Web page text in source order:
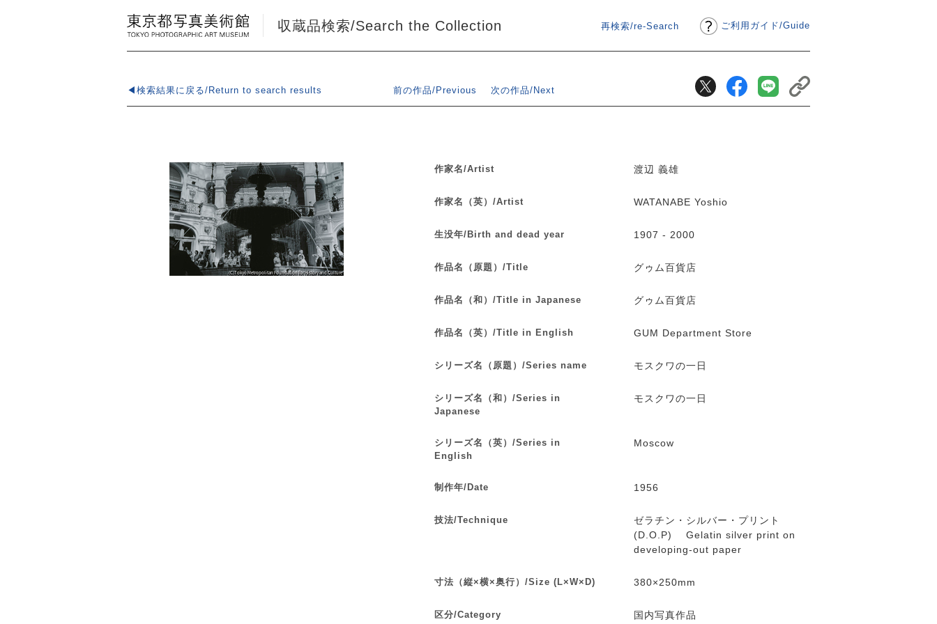
ご利用ガイド/Guide
収蔵品検索/Search the Collection 再検索/re-Search
◀検索結果に戻る/Return to search results 前の作品/Previous 次の作品/Next
作家名/Artist 渡辺 義雄
作家名（英）/Artist WATANABE Yoshio
生没年/Birth and dead year 1907 - 2000
作品名（原題）/Title グゥム百貨店
作品名（和）/Title in Japanese グゥム百貨店
作品名（英）/Title in English GUM Department Store
シリーズ名（原題）/Series name モスクワの一日
シリーズ名（和）/Series in
Japanese
モスクワの一日
シリーズ名（英）/Series in
English
Moscow
制作年/Date 1956
技法/Technique
ゼラチン・シルバー・プリント
(D.O.P) Gelatin silver print on
developing-out paper
寸法（縦×横×奥行）/Size (L×W×D) 380×250mm
区分/Category 国内写真作品